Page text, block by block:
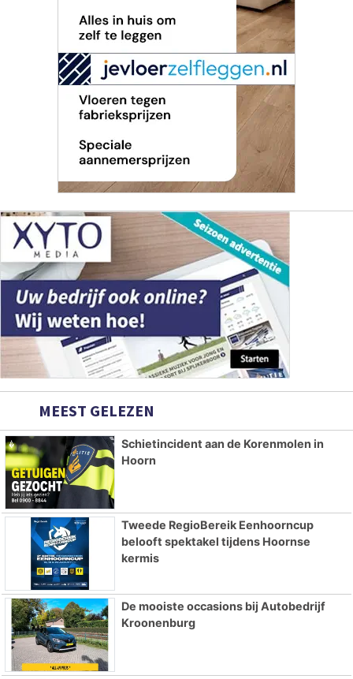
MEEST GELEZEN
Schietincident aan de Korenmolen in
Hoorn
Tweede RegioBereik Eenhoorncup
belooft spektakel tijdens Hoornse
kermis
De mooiste occasions bij Autobedrijf
Kroonenburg